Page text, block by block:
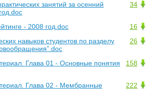
34
занятий за осенний
16
- 2008 год.doc
26
навыков студентов по разделу
158
Глава 01 - Основные понятия
222
Глава 02 - Мембранные